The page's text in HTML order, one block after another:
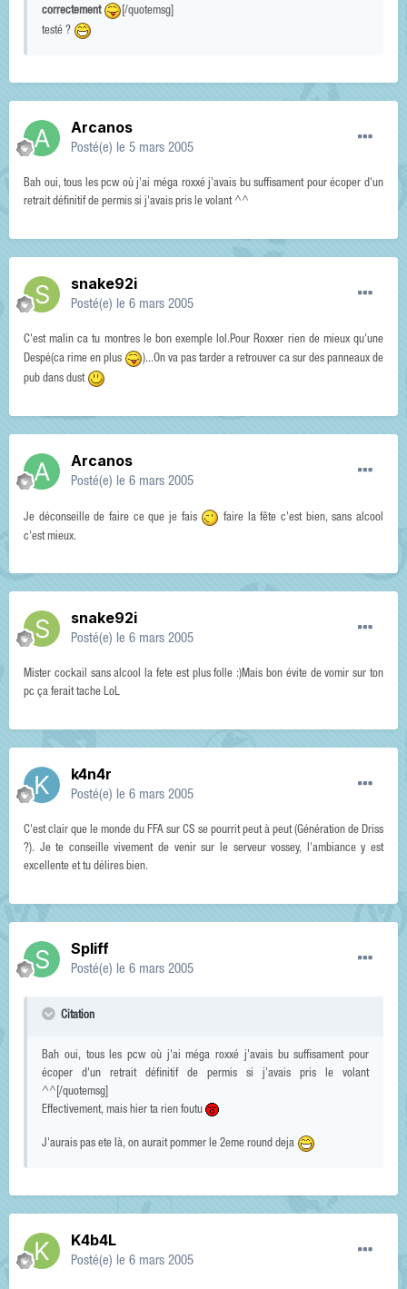
correctement
[/quotemsg]
testé ?
Arcanos
Posté(e) le 5 mars 2005
Bah oui, tous les pcw où j'ai méga roxxé j'avais bu suffisament pour écoper d'un
retrait définitif de permis si j'avais pris le volant ^^
snake92i
Posté(e) le 6 mars 2005
C'est malin ca tu montres le bon exemple lol.Pour Roxxer rien de mieux qu'une
Despé(ca rime en plus
)...On va pas tarder a retrouver ca sur des panneaux de
pub dans dust
Arcanos
Posté(e) le 6 mars 2005
Je déconseille de faire ce que je fais
faire la fête c'est bien, sans alcool
c'est mieux.
snake92i
Posté(e) le 6 mars 2005
Mister cockail sans alcool la fete est plus folle :)Mais bon évite de vomir sur ton
pc ça ferait tache LoL
k4n4r
Posté(e) le 6 mars 2005
C'est clair que le monde du FFA sur CS se pourrit peut à peut (Génération de Driss
?). Je te conseille vivement de venir sur le serveur vossey, l'ambiance y est
excellente et tu délires bien.
Spliff
Posté(e) le 6 mars 2005
Citation
Bah oui, tous les pcw où j'ai méga roxxé j'avais bu suffisament pour
écoper d'un retrait définitif de permis si j'avais pris le volant
^^[/quotemsg]
Effectivement, mais hier ta rien foutu
J'aurais pas ete là, on aurait pommer le 2eme round deja
K4b4L
Posté(e) le 6 mars 2005